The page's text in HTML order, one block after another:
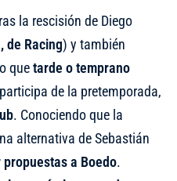
la rescisión de Diego
de Racing) y también
quetarde o temprano
de la pretemporada,
. Conociendo que la
alternativa de Sebastián
a Boedo.